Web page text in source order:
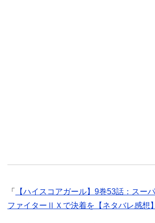
「
【ハイスコアガール】9巻53話：スー
ファイターⅡＸで決着を【ネタバレ感想】